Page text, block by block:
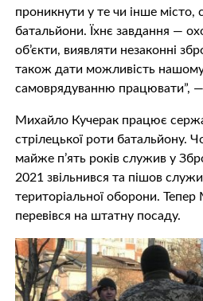
проникнути у те чи інше місто,
батальйони. Їхнє завдання —
об’єкти, виявляти незаконні
також дати можливість
самоврядуванню працювати”,
Михайло Кучерак працює
стрілецької роти батальйону.
майже п’ять років служив у
2021 звільнився та пішов
територіальної оборони.
перевівся на штатну посаду.